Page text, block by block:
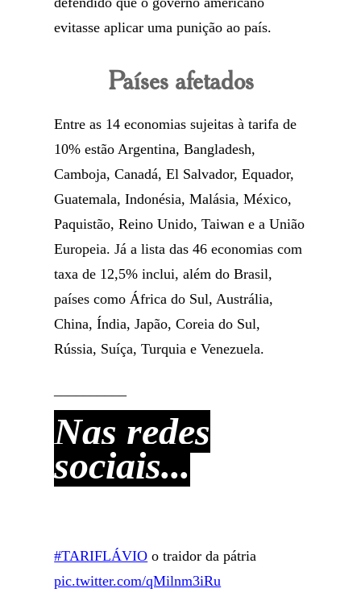
evitasse aplicar uma punição ao país.
Países afetados
Entre as 14 economias sujeitas à tarifa de
10% estão Argentina, Bangladesh,
Camboja, Canadá, El Salvador, Equador,
Guatemala, Indonésia, Malásia, México,
Paquistão, Reino Unido, Taiwan e a União
Europeia. Já a lista das 46 economias com
taxa de 12,5% inclui, além do Brasil,
países como África do Sul, Austrália,
China, Índia, Japão, Coreia do Sul,
Rússia, Suíça, Turquia e Venezuela.
Nas redes
sociais...
#TARIFLÁVIO o traidor da pátria
pic.twitter.com/qMilnm3iRu